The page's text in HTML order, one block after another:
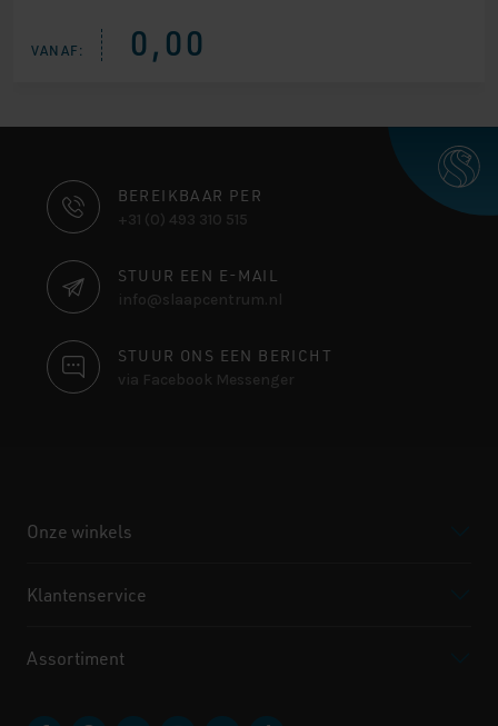
VANAF: 0,00
CONTACT
INFORMATIE
BEREIKBAAR PER
+31 (0) 493 310 515
STUUR EEN E-MAIL
info@slaapcentrum.nl
STUUR ONS EEN BERICHT
via Facebook Messenger
Onze winkels
Klantenservice
Assortiment